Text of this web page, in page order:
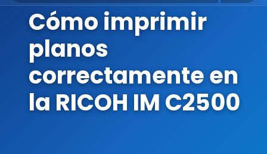
Cómo imprimir
planos
correctamente en
la RICOH IM C2500